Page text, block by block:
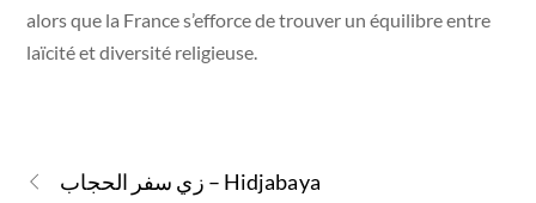
alors que la France s’efforce de trouver un équilibre entre
laïcité et diversité religieuse.
زي سفر الحجاب – Hidjabaya